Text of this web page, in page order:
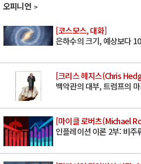
오피니언
[코스모스, 대화]
은하수의 크기, 예상보다
[크리스 헤지스(Chris
백악관의 대부, 트럼프의
[마이클 로버츠(Michael
인플레이션 이론 2부: 비주